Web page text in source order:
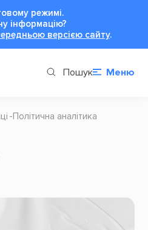
режимі.
інформацію?
версією сайту.
Пошук Меню
Політична аналітика